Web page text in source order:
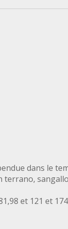
dans le
et 121 et